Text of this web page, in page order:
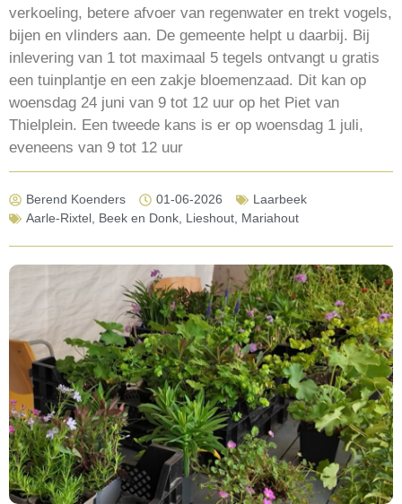
verkoeling, betere afvoer van regenwater en trekt vogels,
bijen en vlinders aan. De gemeente helpt u daarbij. Bij
inlevering van 1 tot maximaal 5 tegels ontvangt u gratis
een tuinplantje en een zakje bloemenzaad. Dit kan op
woensdag 24 juni van 9 tot 12 uur op het Piet van
Thielplein. Een tweede kans is er op woensdag 1 juli,
eveneens van 9 tot 12 uur
Berend Koenders 01-06-2026
Laarbeek
Aarle-Rixtel, Beek en Donk, Lieshout, Mariahout